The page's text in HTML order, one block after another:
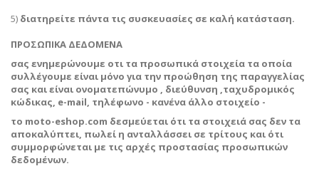
5) διατηρείτε πάντα τις συσκευασίες σε καλή κατάσταση.
ΠΡΟΣΩΠΙΚΑ ΔΕΔΟΜΕΝΑ
σας ενημερώνουμε οτι τα προσωπικά στοιχεία τα οποία
συλλέγουμε είναι μόνο για την προώθηση της παραγγελίας
σας και είναι ονοματεπώνυμο , διεύθυνση ,ταχυδρομικός
κώδικας, e-mail, τηλέφωνο - κανένα άλλο στοιχείο -
το moto-eshop.com δεσμεύεται ότι τα στοιχειά σας δεν τα
αποκαλύπτει, πωλεί η ανταλλάσσει σε τρίτους και ότι
συμμορφώνεται με τις αρχές προστασίας προσωπικών
δεδομένων.